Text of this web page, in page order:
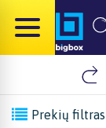
Prekių filtras